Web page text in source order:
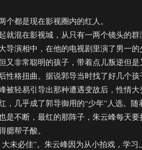
都是现在影视圈内的红人。
混在影视城，从只有一两个镜头的群
导演相中，在他的电视剧里演了男一的
又非常聪明的孩子，带着点儿叛逆但是
性格扭曲。据说郭导当时找了好几个孩
被轻易引导出那种遭遇变故后，性情大
，几乎成了郭导御用的“少年”人选。随
是不断，最红的那阵子，朱云峰每天要
腮帮子酸。
必佳”。朱云峰因为从小拍戏，学习